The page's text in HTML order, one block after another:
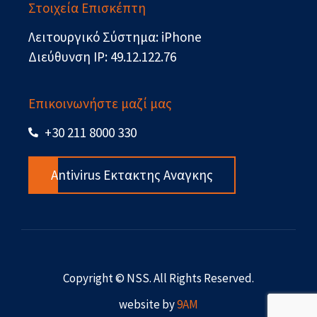
Στοιχεία Επισκέπτη
Λειτουργικό Σύστημα: iPhone
Διεύθυνση IP: 49.12.122.76
Επικοινωνήστε μαζί μας
+30 211 8000 330
Antivirus Εκτακτης Αναγκης
Copyright © NSS. All Rights Reserved.
website by9AM